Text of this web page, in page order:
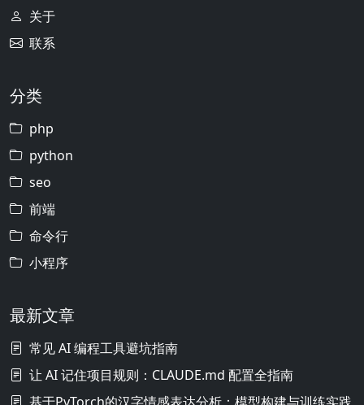
关于
联系
分类
php
python
seo
前端
命令行
小程序
最新文章
常见 AI 编程工具避坑指南
让 AI 记住项目规则：CLAUDE.md 配置全指南